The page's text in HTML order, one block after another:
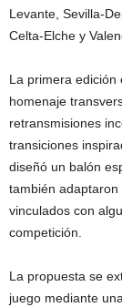
Levante, Sevilla-
Celta-Elche y
La primera edición
homenaje
retransmisiones
transiciones
diseñó un balón
también
vinculados con
competición.
La propuesta se
juego mediante